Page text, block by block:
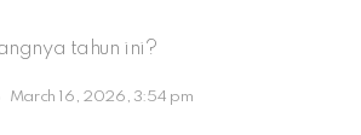
tahun ini?
March 16, 2026, 3:54 pm